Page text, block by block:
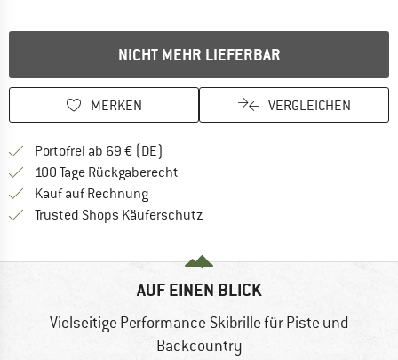
NICHT MEHR LIEFERBAR
MERKEN VERGLEICHEN
Portofrei ab 69 € (DE)
100 Tage Rückgaberecht
Kauf auf RechnungFinde die Zahlungs-Infos hier! Öffnet
Trusted Shops Käuferschutz
AUF EINEN BLICK
Vielseitige Performance-Skibrille für Piste und
Backcountry